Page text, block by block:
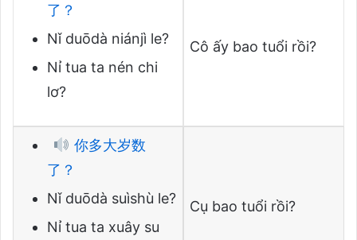
了？
Nǐ duōdà niánjì le?
Nỉ tua ta nén chi
lơ?
Cô ấy bao tuổi rồi?
你多大岁数
了？
Nǐ duōdà suìshù le?
Nỉ tua ta xuây su
Cụ bao tuổi rồi?